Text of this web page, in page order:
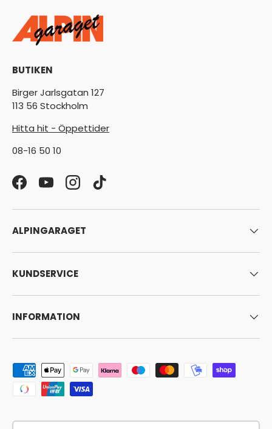
BUTIKEN
Birger Jarlsgatan 127
113 56 Stockholm
Hitta hit - Öppettider
08-16 50 10
FacebookYouTubeInstagram
TikTok
ALPINGARAGET
KUNDSERVICE
INFORMATION
Godkända betalningsmetoder
Land/Region